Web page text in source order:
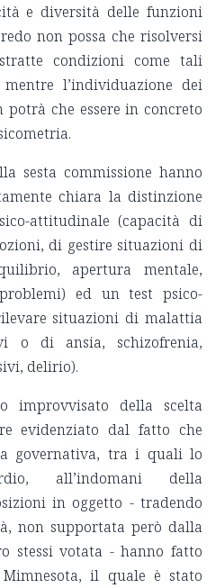
e diversità delle funzioni
non possa che risolversi
condizioni come tali
l’individuazione dei
che essere in concreto
sesta commissione hanno
chiara la distinzione
attitudinale (capacità di
di gestire situazioni di
apertura mentale,
ed un test psico-
situazioni di malattia
o di ansia, schizofrenia,
delirio).
improvvisato della scelta
evidenziato dal fatto che
governativa, tra i quali lo
all’indomani della
in oggetto - tradendo
non supportata però dalla
stessi votata - hanno fatto
il quale è stato